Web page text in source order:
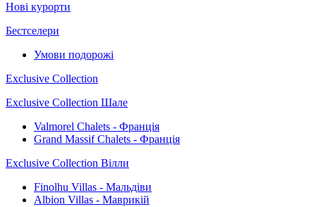
Нові курорти
Бестселери
Умови подорожі
Exclusive Collection
Exclusive Collection Шале
Valmorel Chalets - Франція
Grand Massif Chalets - Франція
Exclusive Collection Вілли
Finolhu Villas - Мальдіви
Albion Villas - Маврикій